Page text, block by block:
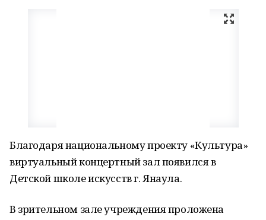
Благодаря национальному проекту «Культура»
виртуальный концертный зал появился в
Детской школе искусств г. Янаула.
В зрительном зале учреждения проложена